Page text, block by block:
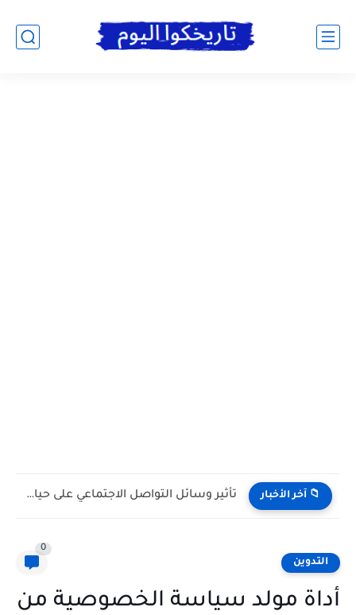
📁 آخر الأخبار تأثير وسائل التواصل الاجتماعي على حياتنا اليومية: بين الفوائد والتحديات
التدوين
0
أداة مولد سياسة الخصوصية من